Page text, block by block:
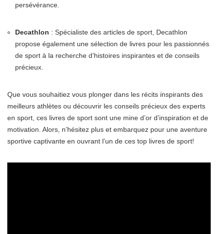
persévérance.
Decathlon : Spécialiste des articles de sport, Decathlon
propose également une sélection de livres pour les passionnés
de sport à la recherche d’histoires inspirantes et de conseils
précieux.
Que vous souhaitiez vous plonger dans les récits inspirants des
meilleurs athlètes ou découvrir les conseils précieux des experts
en sport, ces livres de sport sont une mine d’or d’inspiration et de
motivation. Alors, n’hésitez plus et embarquez pour une aventure
sportive captivante en ouvrant l’un de ces top livres de sport!